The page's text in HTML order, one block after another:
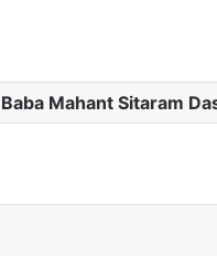
Mahant Sitaram